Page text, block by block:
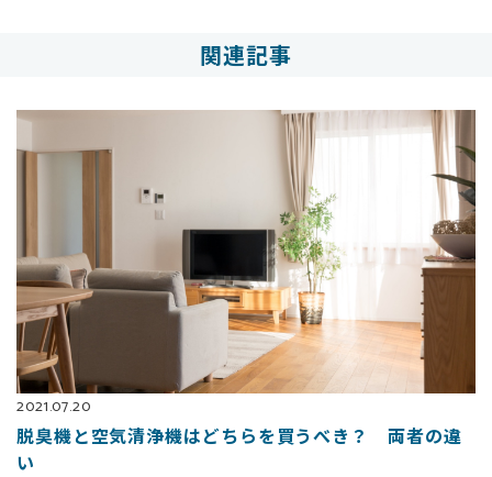
関連記事
2021.07.20
脱臭機と空気清浄機はどちらを買うべき？ 両者の違
い